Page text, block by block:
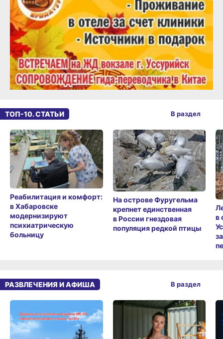
ТОП-10. СТАТЬИ
Реабилитация и комфорт:
в Хабаровске
модернизируют
психиатрическую
больницу
На острове Фуругельма
крепнет единственная
в России гнездовая
популяция редкой птицы
в
В раздел
РАЗВЛЕЧЕНИЯ И АФИША В раздел